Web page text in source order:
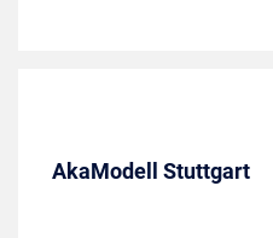
AkaModell Stuttgart